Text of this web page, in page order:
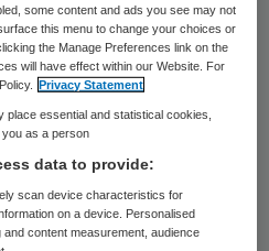
realiseren met
in de wijk,
en vooral
DiSofa. Het contract
nieuwe, innovatieve
(HOI).
some content and ads you see may not
this menu to change your choices or
the Manage Preferences link on the
will have effect within our Website. For
Privacy Statement
essential and statistical cookies,
as a person
data to provide:
scan device characteristics for
on a device. Personalised
content measurement, audience